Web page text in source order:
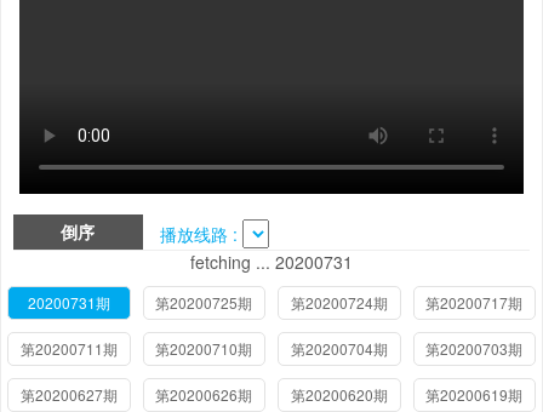
倒序
播放线路 :
fetching ... 20200731
20200731期 第20200725期 第20200724期 第20200717期
第20200711期 第20200710期 第20200704期 第20200703期
第20200627期 第20200626期 第20200620期 第20200619期